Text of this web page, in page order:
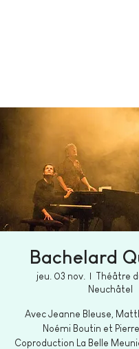
Bachelard
jeu. 03 nov.
  |
Théâtre
Neuchâtel
Avec Jeanne Bleuse,
Noémi Boutin et
Coproduction La Belle